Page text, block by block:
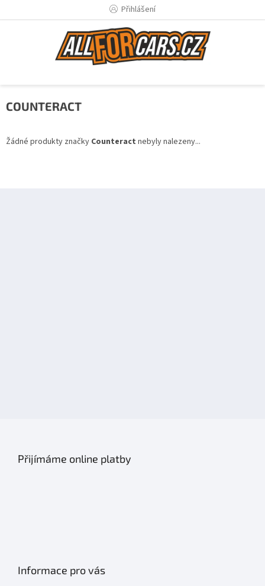
Přihlášení
COUNTERACT
Žádné produkty značky Counteract nebyly nalezeny...
Přijímáme online platby
Informace pro vás